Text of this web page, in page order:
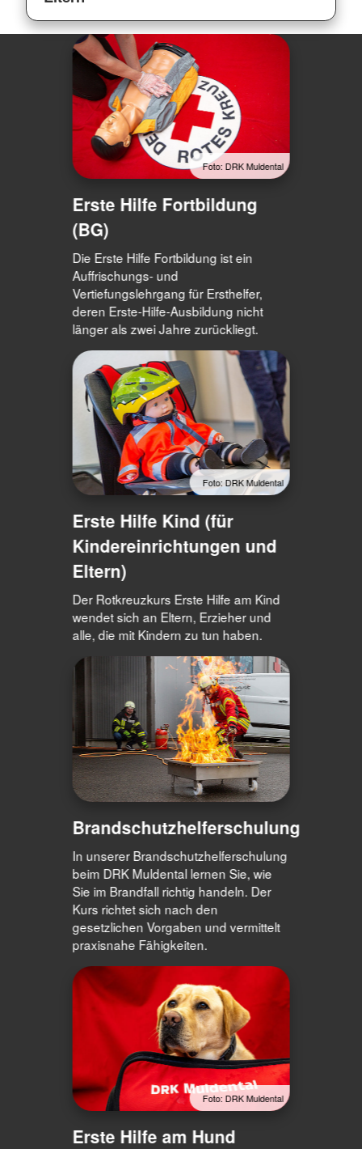
Foto: DRK Muldental
Erste Hilfe Fortbildung
(BG)
Die Erste Hilfe Fortbildung ist ein
Auffrischungs- und
Vertiefungslehrgang für Ersthelfer,
deren Erste-Hilfe-Ausbildung nicht
länger als zwei Jahre zurückliegt.
Foto: DRK Muldental
Erste Hilfe Kind (für
Kindereinrichtungen und
Eltern)
Der Rotkreuzkurs Erste Hilfe am Kind
wendet sich an Eltern, Erzieher und
alle, die mit Kindern zu tun haben.
Brandschutzhelferschulung
In unserer Brandschutzhelferschulung
beim DRK Muldental lernen Sie, wie
Sie im Brandfall richtig handeln. Der
Kurs richtet sich nach den
gesetzlichen Vorgaben und vermittelt
praxisnahe Fähigkeiten.
Foto: DRK Muldental
Erste Hilfe am Hund